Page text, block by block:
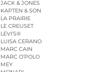
JACK & JONES
KAPTEN & SON
LA PRAIRIE
LE CREUSET
LEVI’S®
LUISA CERANO
MARC CAIN
MARC O’POLO
MEY